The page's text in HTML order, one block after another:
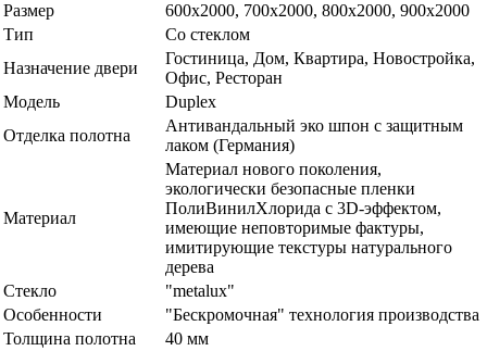
Размер
600x2000, 700x2000, 800x2000, 900x2000
Тип
Со стеклом
Назначение двери
Гостиница, Дом, Квартира, Новостройка,
Офис, Ресторан
Модель
Duplex
Отделка полотна
Антивандальный эко шпон с защитным
лаком (Германия)
Материал
Материал нового поколения,
экологически безопасные пленки
ПолиВинилХлорида с 3D-эффектом,
имеющие неповторимые фактуры,
имитирующие текстуры натурального
дерева
Стекло
"metalux"
Особенности
"Бескромочная" технология производства
Толщина полотна
40 мм